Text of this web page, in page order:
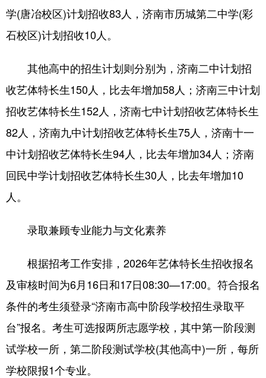
学(唐冶校区)计划招收83人，济南市历城第二中学(彩
石校区)计划招收10人。
其他高中的招生计划则分别为，济南二中计划招
收艺体特长生150人，比去年增加58人；济南三中计划
招收艺体特长生152人，济南七中计划招收艺体特长生
82人，济南九中计划招收艺体特长生75人，济南十一
中计划招收艺体特长生94人，比去年增加34人；济南
回民中学计划招收艺体特长生30人，比去年增加10
人。
录取兼顾专业能力与文化素养
根据招考工作安排，2026年艺体特长生招收报名
及审核时间为6月16日和17日08:30—17:00。符合报名
条件的考生须登录“济南市高中阶段学校招生录取平
台”报名。考生可选报两所志愿学校，其中第一阶段测
试学校一所，第二阶段测试学校(其他高中)一所，每所
学校限报1个专业。